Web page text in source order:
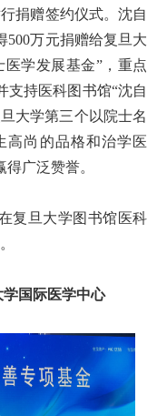
捐赠签约仪式。沈自
500万元捐赠给复旦大
学发展基金”，重点
支持医科图书馆“沈自
大学第三个以院士名
高尚的品格和治学医
广泛赞誉。
复旦大学图书馆医科
国际医学中心